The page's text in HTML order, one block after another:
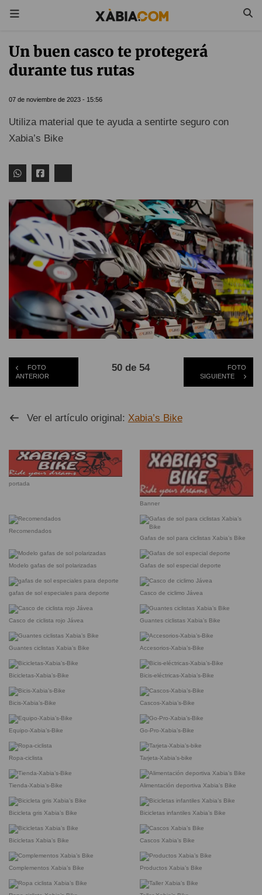
Un buen casco te protegerá
durante tus rutas
07 de noviembre de 2023 - 15:56
Utiliza material que te ayuda a sentirte seguro con
Xabia’s Bike
FOTO
ANTERIOR
50 de 54
FOTO
SIGUIENTE
Ver el artículo original: Xabia’s Bike
portada
Banner
Recomendados
Gafas de sol para ciclistas Xabia’s Bike
Modelo gafas de sol polarizadas Gafas de sol especial deporte
gafas de sol especiales para deporte Casco de ciclimo Jávea
Casco de ciclista rojo Jávea Guantes ciclistas Xabia’s Bike
Guantes ciclistas Xabia’s Bike Accesorios-Xabia’s-Bike
Bicicletas-Xabia’s-Bike Bicis-eléctricas-Xabia’s-Bike
Bicis-Xabia’s-Bike Cascos-Xabia’s-Bike
Equipo-Xabia’s-Bike Go-Pro-Xabia’s-Bike
Ropa-ciclista Tarjeta-Xabia’s-bike
Tienda-Xabia’s-Bike Alimentación deportiva Xabia’s Bike
Bicicleta gris Xabia’s Bike Bicicletas infantiles Xabia’s Bike
Bicicletas Xabia’s Bike Cascos Xabia’s Bike
Complementos Xabia’s Bike Productos Xabia’s Bike